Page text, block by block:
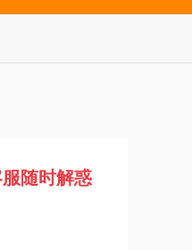
随时解惑